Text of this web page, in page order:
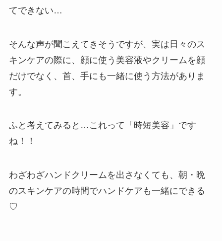
てできない…
そんな声が聞こえてきそうですが、実は日々のス
キンケアの際に、顔に使う美容液やクリームを顔
だけでなく、首、手にも一緒に使う方法がありま
す。
ふと考えてみると…これって「時短美容」です
ね！！
わざわざハンドクリームを出さなくても、朝・晩
のスキンケアの時間でハンドケアも一緒にできる
♡